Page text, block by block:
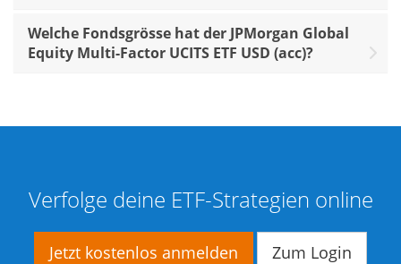
Welche Fondsgrösse hat der JPMorgan Global
Equity Multi-Factor UCITS ETF USD (acc)?
Verfolge deine ETF-Strategien online
Jetzt kostenlos anmelden Zum Login